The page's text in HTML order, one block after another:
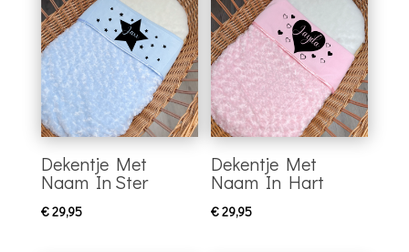
Dekentje Met
Naam In Ster
€29,95
Dekentje Met
Naam In Hart
€29,95